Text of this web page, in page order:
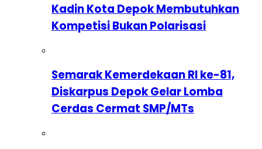
Kadin Kota Depok Membutuhkan
Kompetisi Bukan Polarisasi
Semarak Kemerdekaan RI ke-81,
Diskarpus Depok Gelar Lomba
Cerdas Cermat SMP/MTs